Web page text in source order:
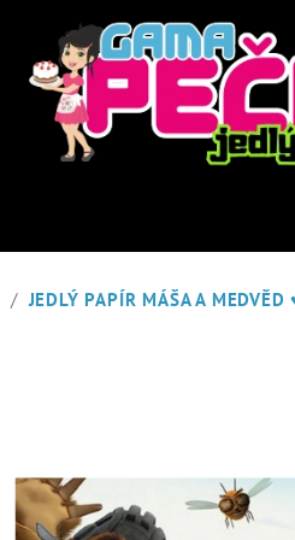
/ JEDLÝ PAPÍR MÁŠA A MEDVĚD